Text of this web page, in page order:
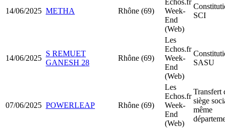
14/06/2025 METHA Rhône (69)
Week-
End
(Web)
SCI
14/06/2025
S REMUET
GANESH 28
Rhône (69)
Les
Echos.fr
Week-
End
(Web)
SASU
07/06/2025 POWERLEAP Rhône (69)
Les
Echos.fr
Week-
End
(Web)
Transfert
siège
même